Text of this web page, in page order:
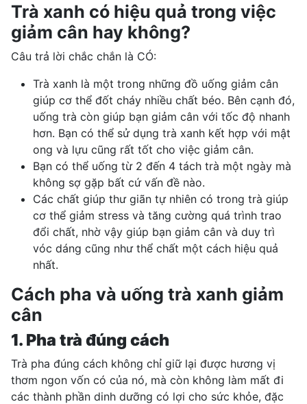
Trà xanh có hiệu quả trong việc
giảm cân hay không?
Câu trả lời chắc chắn là CÓ:
Trà xanh là một trong những đồ uống giảm cân
giúp cơ thể đốt cháy nhiều chất béo. Bên cạnh đó,
uống trà còn giúp bạn giảm cân với tốc độ nhanh
hơn. Bạn có thể sử dụng trà xanh kết hợp với mật
ong và lựu cũng rất tốt cho việc giảm cân.
Bạn có thể uống từ 2 đến 4 tách trà một ngày mà
không sợ gặp bất cứ vấn đề nào.
Các chất giúp thư giãn tự nhiên có trong trà giúp
cơ thể giảm stress và tăng cường quá trình trao
đổi chất, nhờ vậy giúp bạn giảm cân và duy trì
vóc dáng cũng như thể chất một cách hiệu quả
nhất.
Cách pha và uống trà xanh giảm
cân
1. Pha trà đúng cách
Trà pha đúng cách không chỉ giữ lại được hương vị
thơm ngon vốn có của nó, mà còn không làm mất đi
các thành phần dinh dưỡng có lợi cho sức khỏe, đặc